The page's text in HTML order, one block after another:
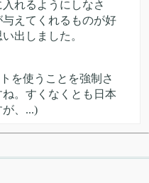
れるようにしなさ
えてくれるものが好
出しました。
を使うことを強制さ
。すくなくとも日本
、...)